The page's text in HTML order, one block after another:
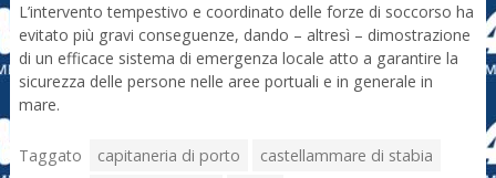
L’intervento tempestivo e coordinato delle forze di soccorso ha
evitato più gravi conseguenze, dando – altresì – dimostrazione
di un efficace sistema di emergenza locale atto a garantire la
sicurezza delle persone nelle aree portuali e in generale in
mare.
Taggato capitaneria di porto
castellammare di stabia